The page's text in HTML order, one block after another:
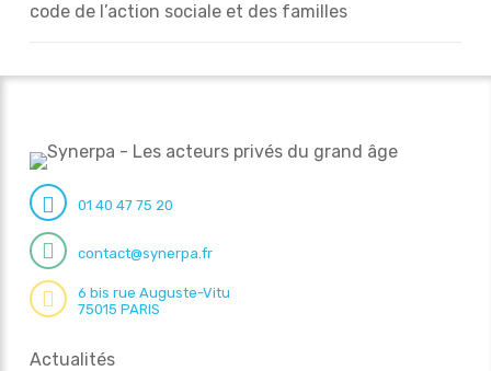
code de l’action sociale et des familles
01 40 47 75 20
contact@synerpa.fr
6 bis rue Auguste-Vitu
75015 PARIS
Actualités